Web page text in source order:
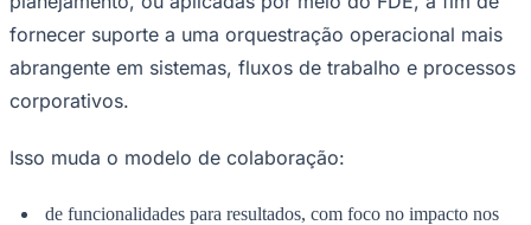
Palmeiras
fornecer suporte a uma orquestração operacional mais
abrangente em sistemas, fluxos de trabalho e processos
corporativos.
Isso muda o modelo de colaboração:
de funcionalidades para resultados, com foco no impacto nos